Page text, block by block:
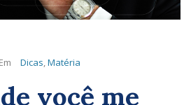
Em Dicas,Matéria
você me